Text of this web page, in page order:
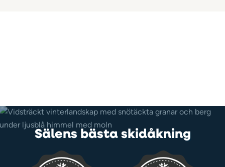
Sälens bästa skidåkning